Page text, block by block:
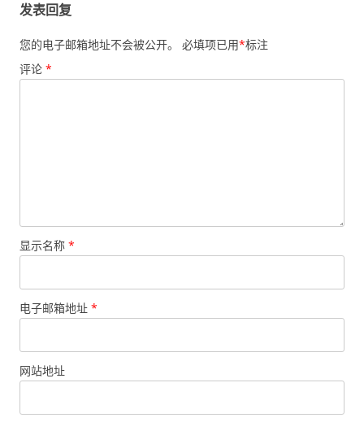
发表回复
您的电子邮箱地址不会被公开。 必填项已用*标注
评论 *
显示名称 *
电子邮箱地址 *
网站地址